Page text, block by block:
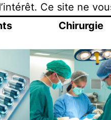
Ce site ne
Chirurgie